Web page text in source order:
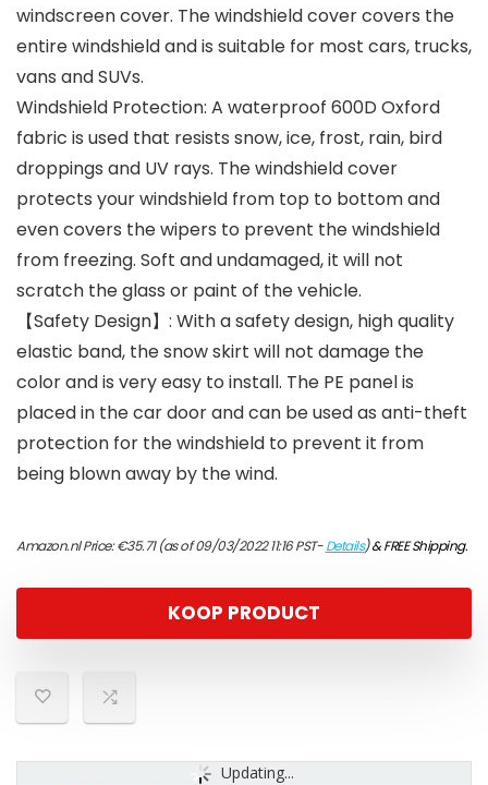
windscreen cover. The windshield cover covers the
entire windshield and is suitable for most cars, trucks,
vans and SUVs.
Windshield Protection: A waterproof 600D Oxford
fabric is used that resists snow, ice, frost, rain, bird
droppings and UV rays. The windshield cover
protects your windshield from top to bottom and
even covers the wipers to prevent the windshield
from freezing. Soft and undamaged, it will not
scratch the glass or paint of the vehicle.
【Safety Design】: With a safety design, high quality
elastic band, the snow skirt will not damage the
color and is very easy to install. The PE panel is
placed in the car door and can be used as anti-theft
protection for the windshield to prevent it from
being blown away by the wind.
Amazon.nl Price:€35.71(as of 09/03/2022 11:16 PST-Details)&FREE Shipping.
KOOP PRODUCT
Updating...